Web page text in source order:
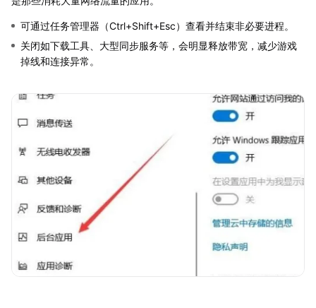
可通过任务管理器（Ctrl+Shift+Esc）查看并结束非必要进程。
关闭如下载工具、大型同步服务等，会明显释放带宽，减少游戏
掉线和连接异常。